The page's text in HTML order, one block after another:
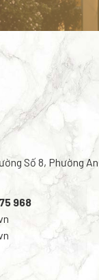
Số 8, Phường An
968